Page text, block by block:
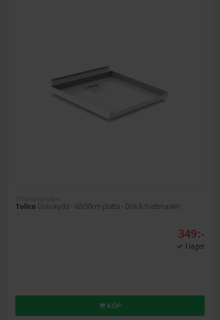
Tillbehör tvätt/tork
Tollco Golvskydd - 60x50cm platta - Disk & tvättmaskin
349:-
I lager
KÖP